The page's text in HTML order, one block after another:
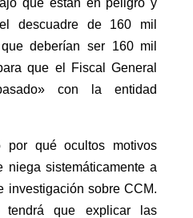
que están en peligro y
descuadre de 160 mil
deberían ser 160 mil
que el Fiscal General
con la entidad
por qué ocultos motivos
niega sistemáticamente a
investigación sobre CCM.
tendrá que explicar las